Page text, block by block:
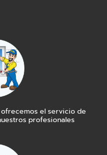
ofrecemos el servicio de
profesionales